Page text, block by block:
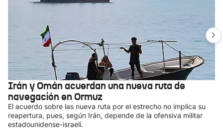
Irán y Omán acuerdan una nueva ruta de
navegación en Ormuz
El acuerdo sobre las nueva ruta por el estrecho no implica su
reapertura, pues, según Irán, depende de la ofensiva militar
estadounidense-israelí.